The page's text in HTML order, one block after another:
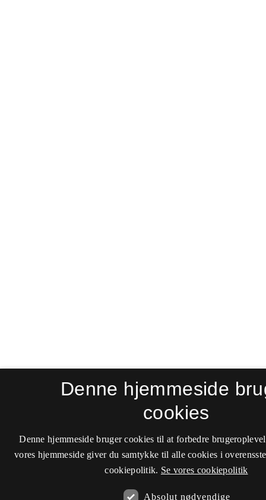
Denne hjemmeside
cookies
Denne hjemmeside bruger cookies til at forbedre
vores hjemmeside giver du samtykke til alle cookies i
cookiepolitik. Se vores cookiepolitik
Absolut nødvendige